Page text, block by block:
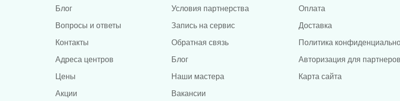
Блог
Вопросы и ответы
Контакты
Адреса центров
Цены
Акции
Условия партнерства
Запись на сервис
Обратная связь
Блог
Наши мастера
Вакансии
Оплата
Доставка
Политика
Авторизация для партнеров
Карта сайта